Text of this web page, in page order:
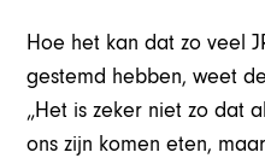
Hoe het kan dat zo veel
gestemd hebben, weet
„Het is zeker niet zo dat
ons zijn komen eten,